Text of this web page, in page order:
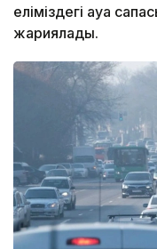
еліміздегі ауа
жариялады.